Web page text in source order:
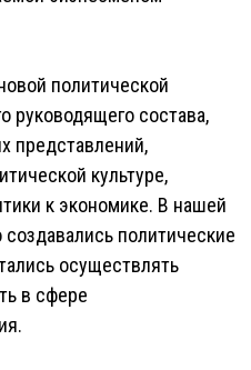
политической
руководящего состава,
представлений,
культуре,
к экономике. В нашей
политические
осуществлять
в сфере